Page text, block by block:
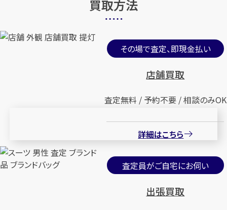
買取方法
その場で査定、即現金払い
店舗買取
査定無料 / 予約不要 / 相談のみOK
詳細はこちら
査定員がご自宅にお伺い
出張買取